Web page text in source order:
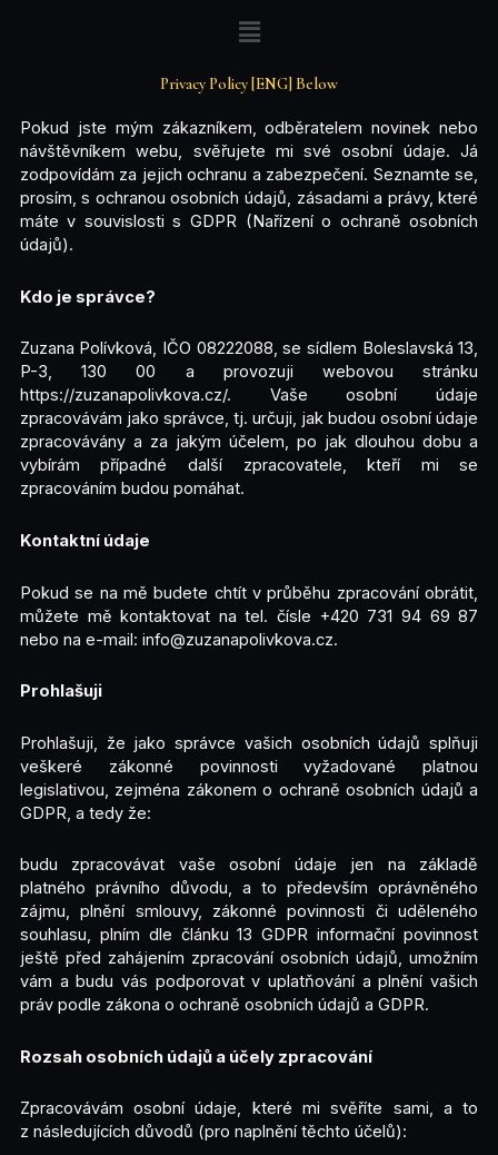
Menu
Privacy Policy [ENG] Below
Pokud jste mým zákazníkem, odběratelem novinek nebo
návštěvníkem webu, svěřujete mi své osobní údaje. Já
zodpovídám za jejich ochranu a zabezpečení. Seznamte se,
prosím, s ochranou osobních údajů, zásadami a právy, které
máte v souvislosti s GDPR (Nařízení o ochraně osobních
údajů).
Kdo je správce?
Zuzana Polívková, IČO 08222088, se sídlem Boleslavská 13,
P-3, 130 00 a provozuji webovou stránku
https://zuzanapolivkova.cz/. Vaše osobní údaje
zpracovávám jako správce, tj. určuji, jak budou osobní údaje
zpracovávány a za jakým účelem, po jak dlouhou dobu a
vybírám případné další zpracovatele, kteří mi se
zpracováním budou pomáhat.
Kontaktní údaje
Pokud se na mě budete chtít v průběhu zpracování obrátit,
můžete mě kontaktovat na tel. čísle +420 731 94 69 87
nebo na e-mail: info@zuzanapolivkova.cz.
Prohlašuji
Prohlašuji, že jako správce vašich osobních údajů splňuji
veškeré zákonné povinnosti vyžadované platnou
legislativou, zejména zákonem o ochraně osobních údajů a
GDPR, a tedy že:
budu zpracovávat vaše osobní údaje jen na základě
platného právního důvodu, a to především oprávněného
zájmu, plnění smlouvy, zákonné povinnosti či uděleného
souhlasu, plním dle článku 13 GDPR informační povinnost
ještě před zahájením zpracování osobních údajů, umožním
vám a budu vás podporovat v uplatňování a plnění vašich
práv podle zákona o ochraně osobních údajů a GDPR.
Rozsah osobních údajů a účely zpracování
Zpracovávám osobní údaje, které mi svěříte sami, a to
z následujících důvodů (pro naplnění těchto účelů):